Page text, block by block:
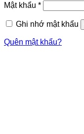
Mật khẩu *
Ghi nhớ mật khẩu
Quên mật khẩu?